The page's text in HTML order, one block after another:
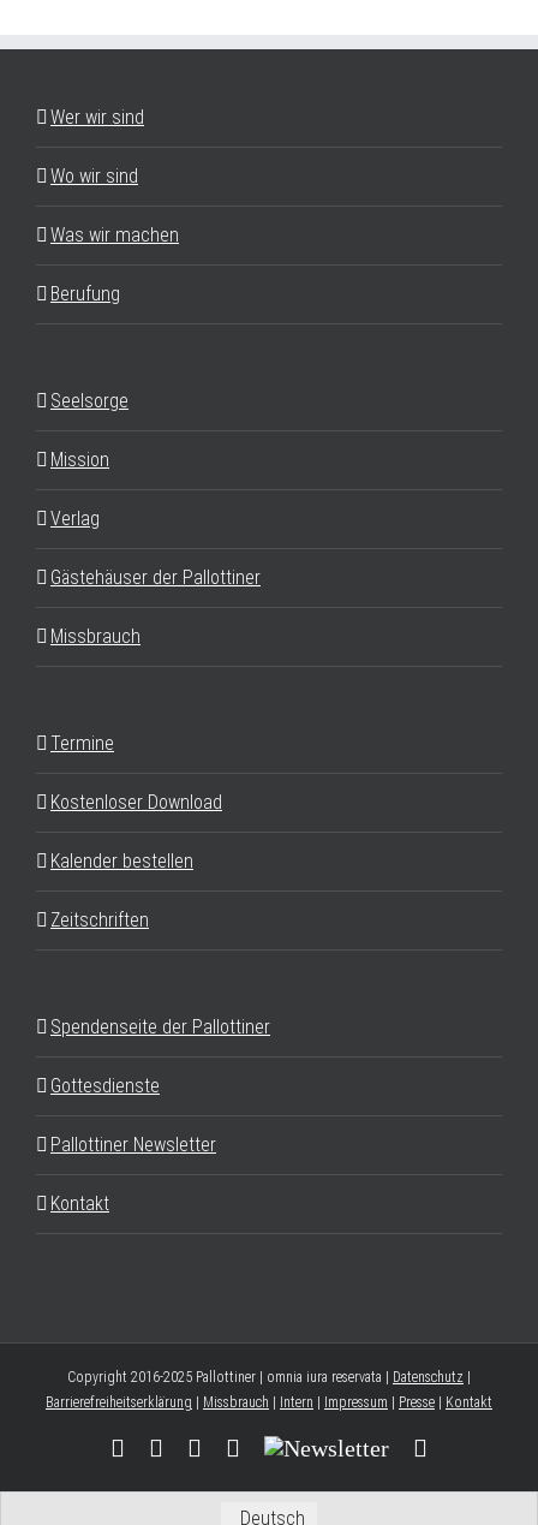
Wer wir sind
Wo wir sind
Was wir machen
Berufung
Seelsorge
Mission
Verlag
Gästehäuser der Pallottiner
Missbrauch
Termine
Kostenloser Download
Kalender bestellen
Zeitschriften
Spendenseite der Pallottiner
Gottesdienste
Pallottiner Newsletter
Kontakt
Copyright 2016-2025 Pallottiner | omnia iura reservata | Datenschutz
Barrierefreiheitserklärung
Missbrauch Intern Impressum Presse Kontakt
FacebookYouTubeInstagram
Threads
Newsletter
Deutsch